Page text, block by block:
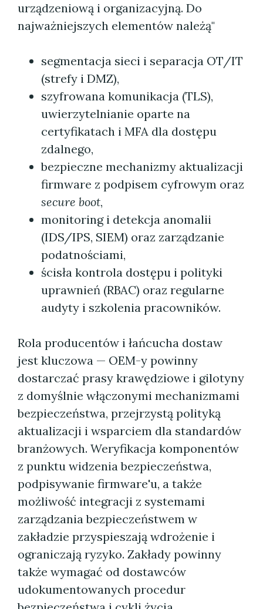
urządzeniową i organizacyjną. Do
najważniejszych elementów należą"
segmentacja sieci i separacja OT/IT
(strefy i DMZ),
szyfrowana komunikacja (TLS),
uwierzytelnianie oparte na
certyfikatach i MFA dla dostępu
zdalnego,
bezpieczne mechanizmy aktualizacji
firmware z podpisem cyfrowym oraz
secure boot,
monitoring i detekcja anomalii
(IDS/IPS, SIEM) oraz zarządzanie
podatnościami,
ścisła kontrola dostępu i polityki
uprawnień (RBAC) oraz regularne
audyty i szkolenia pracowników.
Rola producentów i łańcucha dostaw
jest kluczowa — OEM-y powinny
dostarczać prasy krawędziowe i gilotyny
z domyślnie włączonymi mechanizmami
bezpieczeństwa, przejrzystą polityką
aktualizacji i wsparciem dla standardów
branżowych. Weryfikacja komponentów
z punktu widzenia bezpieczeństwa,
podpisywanie firmware'u, a także
możliwość integracji z systemami
zarządzania bezpieczeństwem w
zakładzie przyspieszają wdrożenie i
ograniczają ryzyko. Zakłady powinny
także wymagać od dostawców
udokumentowanych procedur